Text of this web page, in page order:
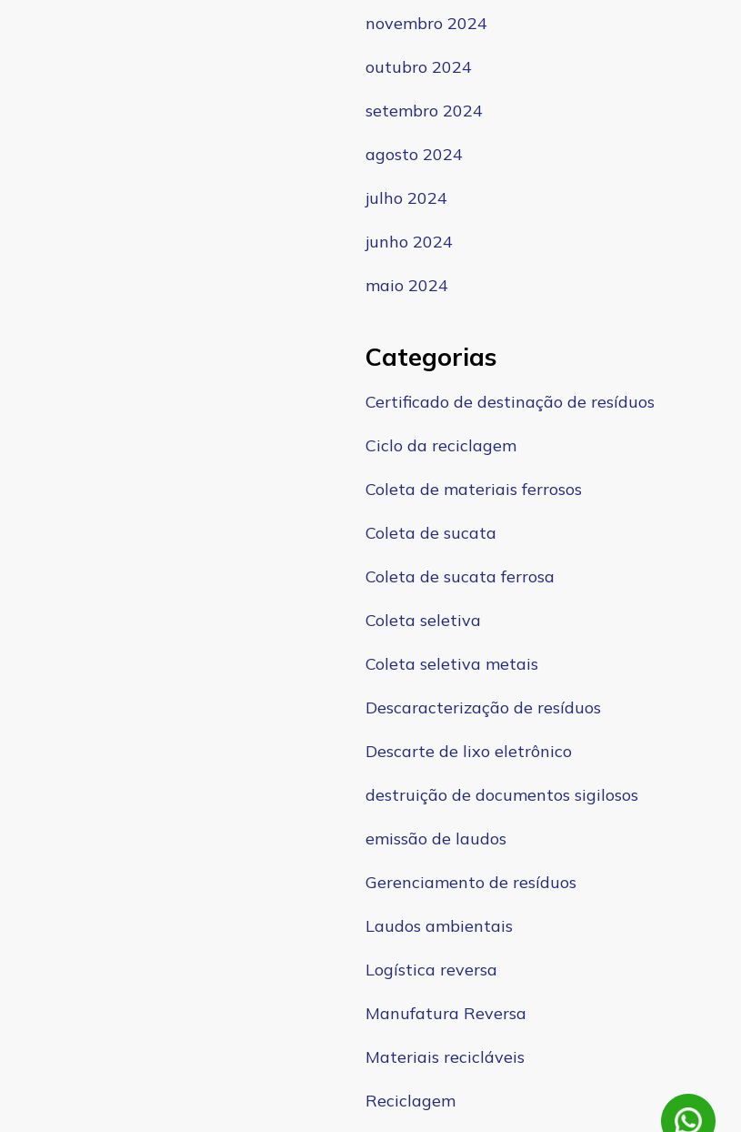
novembro 2024
outubro 2024
setembro 2024
agosto 2024
julho 2024
junho 2024
maio 2024
Categorias
Certificado de destinação de resíduos
Ciclo da reciclagem
Coleta de materiais ferrosos
Coleta de sucata
Coleta de sucata ferrosa
Coleta seletiva
Coleta seletiva metais
Descaracterização de resíduos
Descarte de lixo eletrônico
destruição de documentos sigilosos
emissão de laudos
Gerenciamento de resíduos
Laudos ambientais
Logística reversa
Manufatura Reversa
Materiais recicláveis
Reciclagem